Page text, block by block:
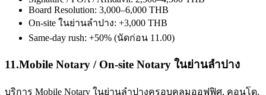
Board Resolution: 3,000–6,000 THB
On-site ในย่านลำปาง: +3,000 THB
Same-day rush: +50% (นัดก่อน 11.00)
11.Mobile Notary / On-site Notary ในย่านลำปาง
บริการ Mobile Notary ในย่านลำปางครอบคลุมออฟฟิศ, คอนโด,